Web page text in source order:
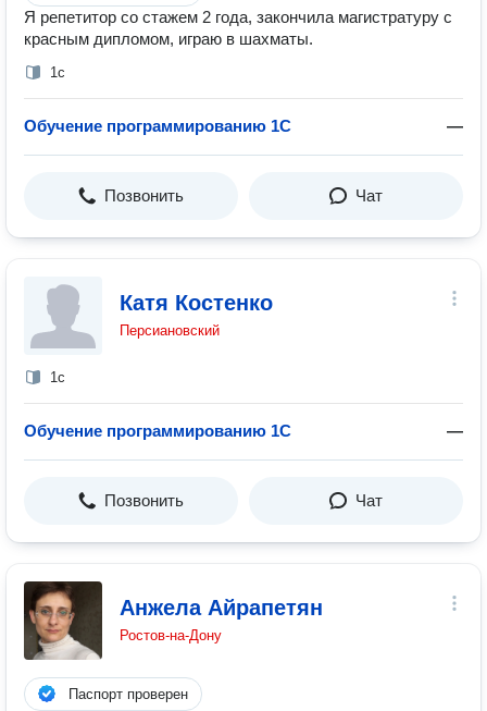
Я репетитор со стажем 2 года, закончила магистратуру с
красным дипломом, играю в шахматы.
1с
Обучение программированию 1С —
Позвонить Чат
Катя Костенко
Персиановский
1с
Обучение программированию 1С —
Позвонить Чат
Анжела Айрапетян
Ростов-на-Дону
Паспорт проверен